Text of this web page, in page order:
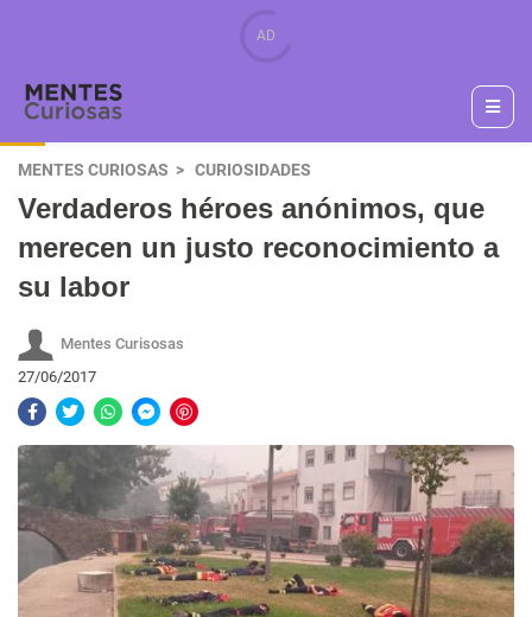
MENTES CURIOSAS CURIOSIDADES
Verdaderos héroes anónimos, que
merecen un justo reconocimiento a
su labor
Mentes Curisosas
27/06/2017